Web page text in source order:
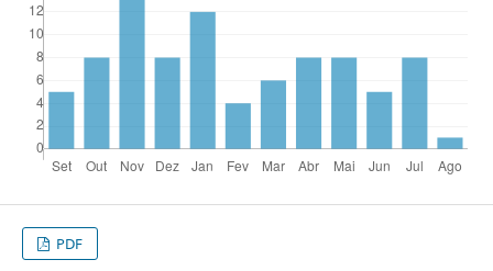
PDF